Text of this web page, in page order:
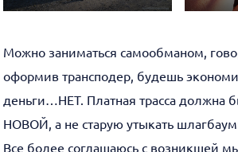
Можно заниматься самообманом,
оформив трансподер, будешь
деньги…НЕТ. Платная трасса должна
НОВОЙ, а не старую утыкать
Все более соглашаюсь с возникшей